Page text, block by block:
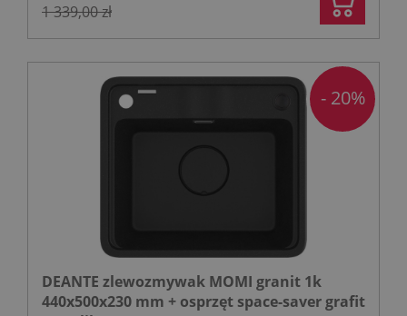
1 339,00 zł
DEANTE zlewozmywak MOMI granit 1k
440x500x230 mm + osprzęt space-saver grafit
- 20%